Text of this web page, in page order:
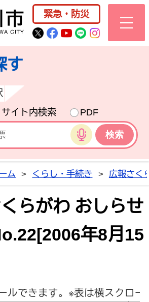
桜川市公式ホー
緊急・防災
桜川市公式Twitter
桜川市公式
桜川市公式
桜川市公式
す
サイト内検索
PDF
音声検索
ム > くらし・手続き > 広報さく
らがわ おしらせ
年8月15
ルできます。 ※表は横スクロー